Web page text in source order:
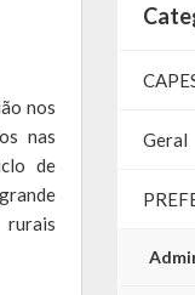
nos
nas
de
Geral